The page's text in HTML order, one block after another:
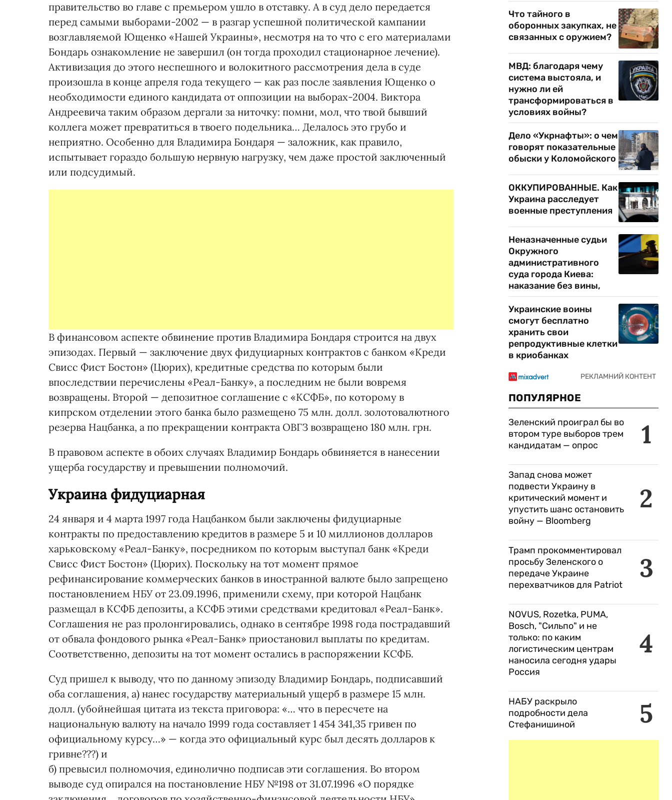
правительство во главе с премьером ушло в отставку. А в суд дело передается
перед самыми выборами-2002 — в разгар успешной политической кампании
возглавляемой Ющенко «Нашей Украины», несмотря на то что с его материалами
Бондарь ознакомление не завершил (он тогда проходил стационарное лечение).
Активизация до этого неспешного и волокитного рассмотрения дела в суде
произошла в конце апреля года текущего — как раз после заявления Ющенко о
необходимости единого кандидата от оппозиции на выборах-2004. Виктора
Андреевича таким образом дергали за ниточку: помни, мол, что твой бывший
коллега может превратиться в твоего подельника… Делалось это грубо и
неприятно. Особенно для Владимира Бондаря — заложник, как правило,
испытывает гораздо большую нервную нагрузку, чем даже простой заключенный
или подсудимый.
В финансовом аспекте обвинение против Владимира Бондаря строится на двух
эпизодах. Первый — заключение двух фидуциарных контрактов с банком «Креди
Свисс Фист Бостон» (Цюрих), кредитные средства по которым были
впоследствии перечислены «Реал-Банку», а последним не были вовремя
возвращены. Второй — депозитное соглашение с «КСФБ», по которому в
кипрском отделении этого банка было размещено 75 млн. долл. золотовалютного
резерва Нацбанка, а по прекращении контракта ОВГЗ возвращено 180 млн. грн.
В правовом аспекте в обоих случаях Владимир Бондарь обвиняется в нанесении
ущерба государству и превышении полномочий.
Украина фидуциарная
24 января и 4 марта 1997 года Нацбанком были заключены фидуциарные
контракты по предоставлению кредитов в размере 5 и 10 миллионов долларов
харьковскому «Реал-Банку», посредником по которым выступал банк «Креди
Свисс Фист Бостон» (Цюрих). Поскольку на тот момент прямое
рефинансирование коммерческих банков в иностранной валюте было запрещено
постановлением НБУ от 23.09.1996, применили схему, при которой Нацбанк
размещал в КСФБ депозиты, а КСФБ этими средствами кредитовал «Реал-Банк».
Соглашения не раз пролонгировались, однако в сентябре 1998 года пострадавший
от обвала фондового рынка «Реал-Банк» приостановил выплаты по кредитам.
Соответственно, депозиты на тот момент остались в распоряжении КСФБ.
Суд пришел к выводу, что по данному эпизоду Владимир Бондарь, подписавший
оба соглашения, а) нанес государству материальный ущерб в размере 15 млн.
долл. (убойнейшая цитата из текста приговора: «… что в пересчете на
национальную валюту на начало 1999 года составляет 1 454 341,35 гривен по
официальному курсу…» — когда это официальный курс был десять долларов к
гривне???) и
б) превысил полномочия, единолично подписав эти соглашения. Во втором
выводе суд опирался на постановление НБУ №198 от 31.07.1996 «О порядке
Что тайного в
оборонных закупках, не
связанных с оружием?
МВД: благодаря чему
система выстояла, и
нужно ли ей
трансформироваться в
условиях войны?
Дело «Укрнафты»: о чем
говорят показательные
обыски у Коломойского
ОККУПИРОВАННЫЕ. Как
Украина расследует
военные преступления
Неназначенные судьи
Окружного
административного
суда города Киева:
наказание без вины,
Украинские воины
смогут бесплатно
хранить свои
репродуктивные клетки
в криобанках
ПОПУЛЯРНОЕ
1
Зеленский проиграл бы во
втором туре выборов трем
кандидатам — опрос
2
Запад снова может
подвести Украину в
критический момент и
упустить шанс остановить
войну — Bloomberg
3
Трамп прокомментировал
просьбу Зеленского о
передаче Украине
перехватчиков для Patriot
4
NOVUS, Rozetka, PUMA,
Bosch, "Сильпо" и не
только: по каким
логистическим центрам
наносила сегодня удары
Россия
5
НАБУ раскрыло
подробности дела
Стефанишиной